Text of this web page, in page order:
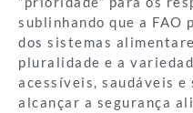
sublinhando que a FAO
dos sistemas
pluralidade e a
acessíveis, saudáveis
alcançar a segurança